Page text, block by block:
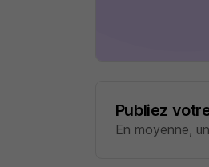
Publiez
En moyenne,